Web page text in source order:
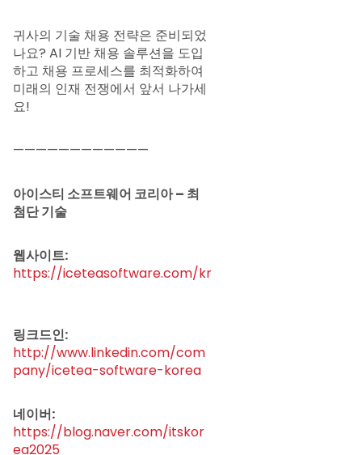
귀사의 기술 채용 전략은 준비되었
나요? AI 기반 채용 솔루션을 도입
하고 채용 프로세스를 최적화하여
미래의 인재 전쟁에서 앞서 나가세
요!
————————————
아이스티 소프트웨어 코리아 – 최
첨단 기술
웹사이트:
https://iceteasoftware.com/kr
링크드인:
http://www.linkedin.com/com
pany/icetea-software-korea
네이버:
https://blog.naver.com/itskor
ea2025